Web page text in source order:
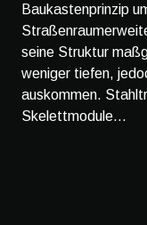
Baukastenprinzip
seine Struktur
weniger tiefen,
auskommen.
Skelettmodule...